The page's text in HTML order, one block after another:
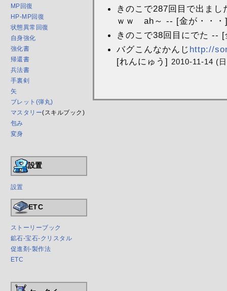
MP回復
HP-MP回復
状態異常回復
自身強化
強化書
帰還書
兵法書
手裏剣
矢
ブレット(弾丸)
マスタリー(スキルブック)
包み
変身
設置
設置
ETC
ストーリーブック
鉱石-宝石-クリスタル
促進剤-製作法
ETC
きのこで287回目で出ま
ｗｗ ah～ -- [金が・・
きのこで38回目にでた --
バグこんなかんじ http://
[れんにゅう] 2010-11-14 (